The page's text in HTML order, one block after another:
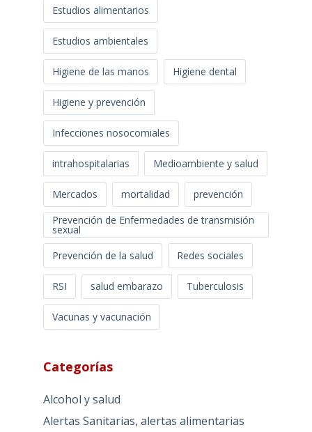
Estudios alimentarios
Estudios ambientales
Higiene de las manos Higiene dental
Higiene y prevención
Infecciones nosocomiales
intrahospitalarias Medioambiente y salud
Mercados mortalidad
prevención
Prevención de Enfermedades de transmisión
sexual
Prevención de la salud
Redes sociales
RSI salud embarazo Tuberculosis
Vacunas y vacunación
Categorías
Alcohol y salud
Alertas Sanitarias, alertas alimentarias